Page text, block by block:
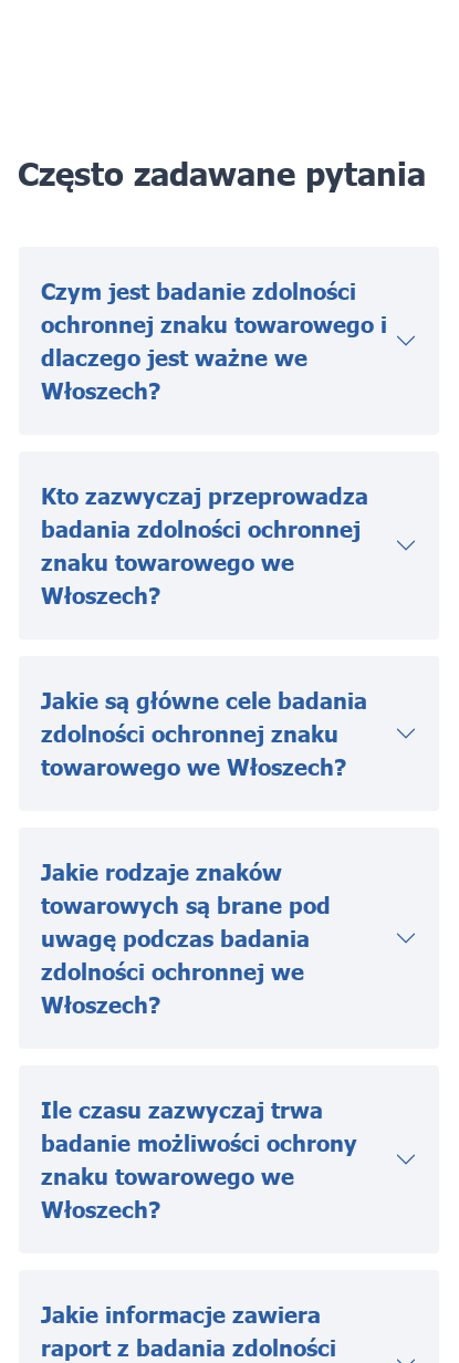
Często zadawane pytania
Czym jest badanie zdolności
ochronnej znaku towarowego i
dlaczego jest ważne we
Włoszech?
Kto zazwyczaj przeprowadza
badania zdolności ochronnej
znaku towarowego we
Włoszech?
Jakie są główne cele badania
zdolności ochronnej znaku
towarowego we Włoszech?
Jakie rodzaje znaków
towarowych są brane pod
uwagę podczas badania
zdolności ochronnej we
Włoszech?
Ile czasu zazwyczaj trwa
badanie możliwości ochrony
znaku towarowego we
Włoszech?
Jakie informacje zawiera
raport z badania zdolności